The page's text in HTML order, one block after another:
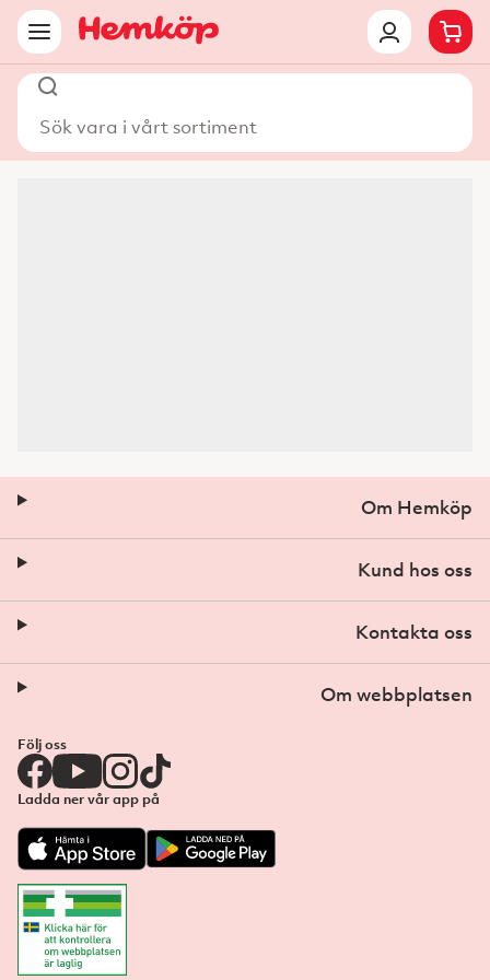
Om Hemköp
Kund hos oss
Kontakta oss
Om webbplatsen
Följ oss
Ladda ner vår app på